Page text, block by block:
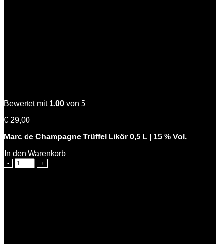
Bewertet mit 1.00 von 5
€ 29,00
Marc de Champagne Trüffel Likör 0,5 L | 15 % Vol.
In den Warenkorb
Charles
der